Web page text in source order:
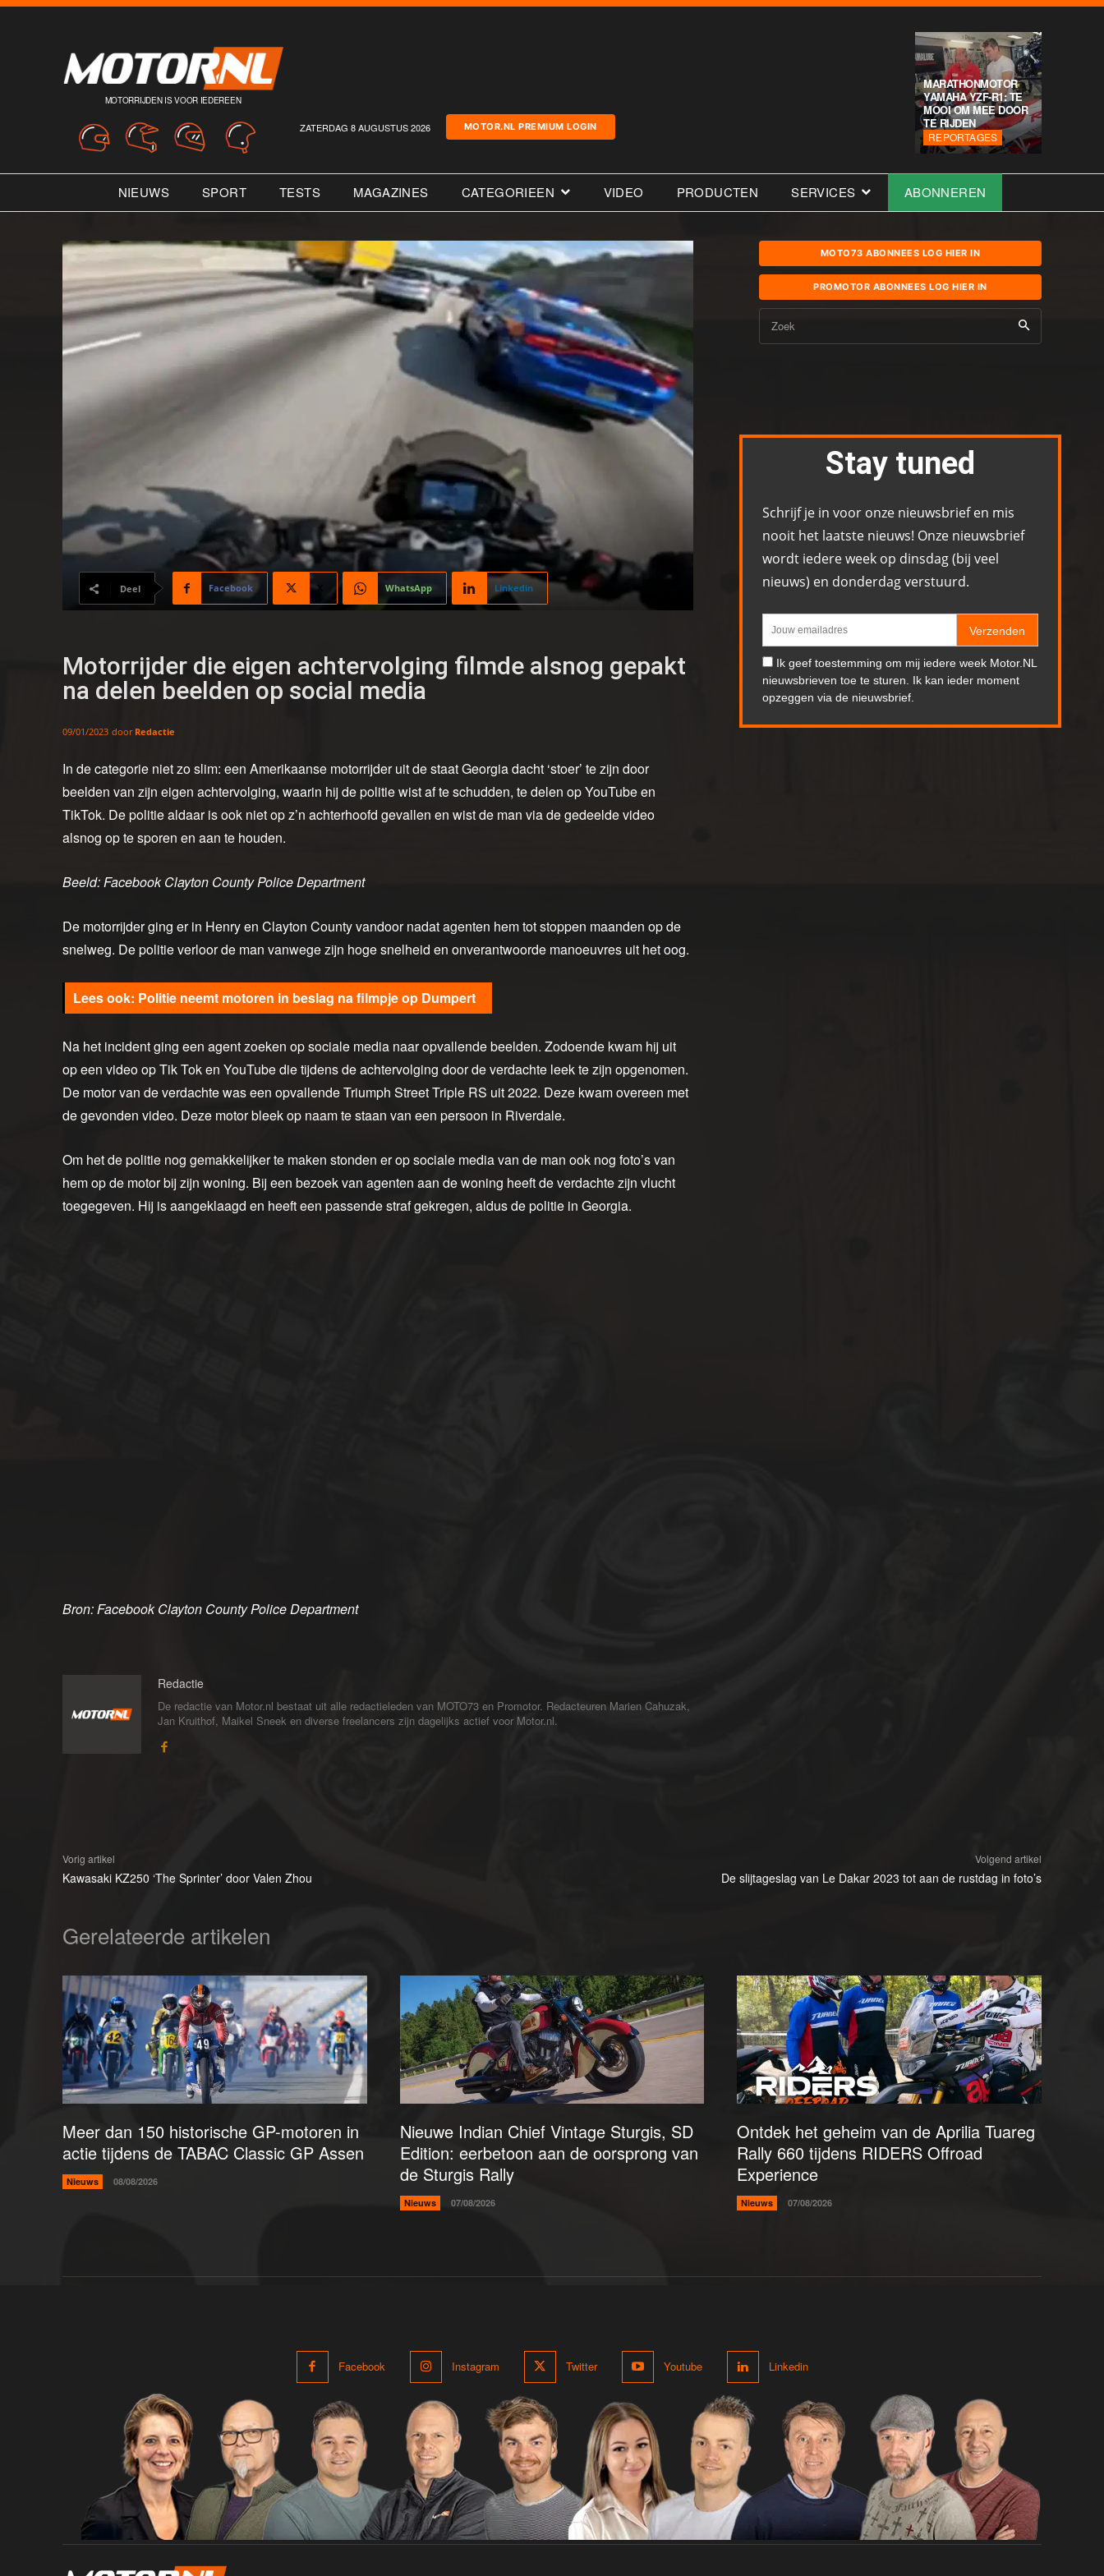
MOTORRIJDEN IS VOOR IEDEREEN
ZATERDAG 8 AUGUSTUS 2026 MOTOR.NL PREMIUM LOGIN
MARATHONMOTOR
YAMAHA YZF-R1: TE
MOOI OM MEE DOOR
TE RIJDEN
REPORTAGES
NIEUWS SPORT TESTS MAGAZINES CATEGORIEEN VIDEO PRODUCTEN SERVICES ABONNEREN
Deel Facebook X WhatsApp Linkedin
Motorrijder die eigen achtervolging filmde alsnog gepakt
na delen beelden op social media
09/01/2023 door Redactie
In de categorie niet zo slim: een Amerikaanse motorrijder uit de staat Georgia dacht ‘stoer’ te zijn door
beelden van zijn eigen achtervolging, waarin hij de politie wist af te schudden, te delen op YouTube en
TikTok. De politie aldaar is ook niet op z’n achterhoofd gevallen en wist de man via de gedeelde video
alsnog op te sporen en aan te houden.
Beeld: Facebook Clayton County Police Department
De motorrijder ging er in Henry en Clayton County vandoor nadat agenten hem tot stoppen maanden op de
snelweg. De politie verloor de man vanwege zijn hoge snelheid en onverantwoorde manoeuvres uit het oog.
Politie neemt motoren in beslag na filmpje op Dumpert
Na het incident ging een agent zoeken op sociale media naar opvallende beelden. Zodoende kwam hij uit
op een video op Tik Tok en YouTube die tijdens de achtervolging door de verdachte leek te zijn opgenomen.
De motor van de verdachte was een opvallende Triumph Street Triple RS uit 2022. Deze kwam overeen met
de gevonden video. Deze motor bleek op naam te staan van een persoon in Riverdale.
Om het de politie nog gemakkelijker te maken stonden er op sociale media van de man ook nog foto’s van
hem op de motor bij zijn woning. Bij een bezoek van agenten aan de woning heeft de verdachte zijn vlucht
toegegeven. Hij is aangeklaagd en heeft een passende straf gekregen, aldus de politie in Georgia.
Bron: Facebook Clayton County Police Department
Redactie
De redactie van Motor.nl bestaat uit alle redactieleden van MOTO73 en Promotor. Redacteuren Marien Cahuzak,
Jan Kruithof, Maikel Sneek en diverse freelancers zijn dagelijks actief voor Motor.nl.
MOTO73 ABONNEES LOG HIER IN
PROMOTOR ABONNEES LOG HIER IN
Zoek
Stay tuned
Schrijf je in voor onze nieuwsbrief en mis
nooit het laatste nieuws! Onze nieuwsbrief
wordt iedere week op dinsdag (bij veel
nieuws) en donderdag verstuurd.
Verzenden
Ik geef toestemming om mij iedere week Motor.NL
nieuwsbrieven toe te sturen. Ik kan ieder moment
opzeggen via de nieuwsbrief.
Vorig artikel
Kawasaki KZ250 ‘The Sprinter’ door Valen Zhou
Volgend artikel
De slijtageslag van Le Dakar 2023 tot aan de rustdag in foto’s
Gerelateerde artikelen
Meer dan 150 historische GP-motoren in
actie tijdens de TABAC Classic GP Assen
Nieuws 08/08/2026
Nieuwe Indian Chief Vintage Sturgis, SD
Edition: eerbetoon aan de oorsprong van
de Sturgis Rally
Nieuws 07/08/2026
Ontdek het geheim van de Aprilia Tuareg
Rally 660 tijdens RIDERS Offroad
Experience
Nieuws 07/08/2026
Facebook Instagram Twitter Youtube Linkedin